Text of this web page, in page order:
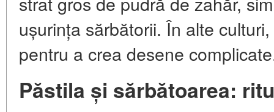
ușurința sărbătorii. În alte
pentru a crea desene
Păstila și sărbătoarea: